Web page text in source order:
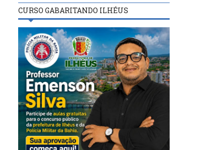
CURSO GABARITANDO ILHÉUS